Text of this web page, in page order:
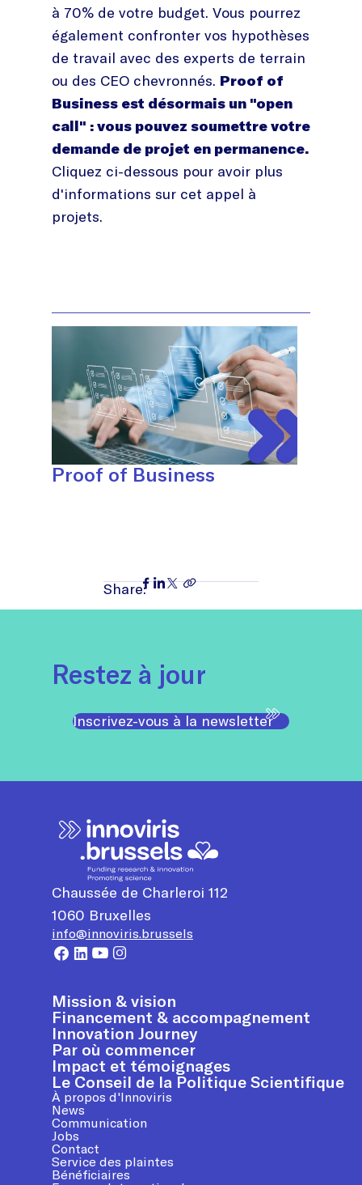
à 70% de votre budget. Vous pourrez
également confronter vos hypothèses
de travail avec des experts de terrain
ou des CEO chevronnés. Proof of
Business est désormais un "open
call" : vous pouvez soumettre votre
demande de projet en permanence.
Cliquez ci-dessous pour avoir plus
d'informations sur cet appel à
projets.
Proof of Business
Share:
Restez à jour
Inscrivez-vous à la newsletter
Chaussée de Charleroi 112
1060 Bruxelles
info@innoviris.brussels
Mission & vision
Financement & accompagnement
Innovation Journey
Par où commencer
Impact et témoignages
Le Conseil de la Politique Scientifique
À propos d'Innoviris
News
Communication
Jobs
Contact
Service des plaintes
Bénéficiaires